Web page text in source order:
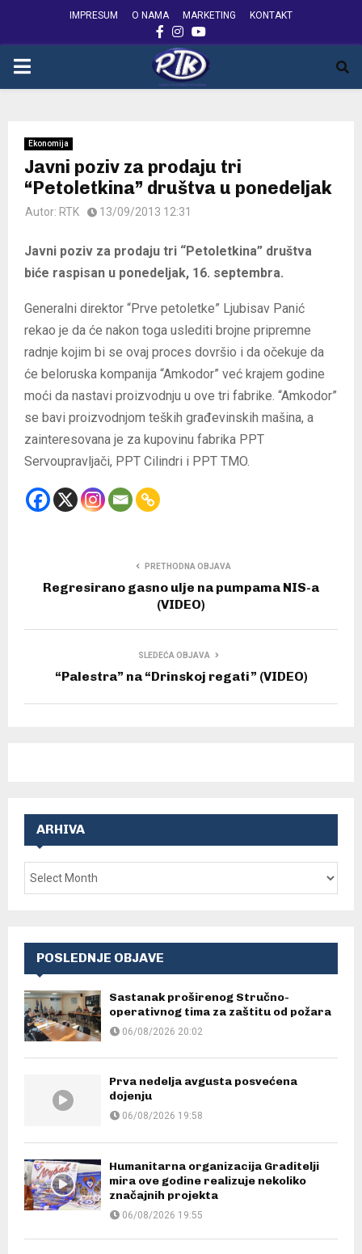
IMPRESUM O NAMA MARKETING KONTAKT
FACEBOOK
INSTAGRAM
YOUTUBE
PRIMARY
Ekonomija
Javni poziv za prodaju tri
“Petoletkina” društva u ponedeljak
Autor: RTK 13/09/2013 12:31
Javni poziv za prodaju tri “Petoletkina” društva
biće raspisan u ponedeljak, 16. septembra.
Generalni direktor “Prve petoletke” Ljubisav Panić
rekao je da će nakon toga uslediti brojne pripremne
radnje kojim bi se ovaj proces dovršio i da očekuje da
će beloruska kompanija “Amkodor” već krajem godine
moći da nastavi proizvodnju u ove tri fabrike. “Amkodor”
se bavi proizvodnjom teških građevinskih mašina, a
zainteresovana je za kupovinu fabrika PPT
Servoupravljači, PPT Cilindri i PPT TMO.
PRETHODNA OBJAVA
Regresirano gasno ulje na pumpama NIS-a
(VIDEO)
SLEDEĆA OBJAVA
“Palestra” na “Drinskoj regati” (VIDEO)
ARHIVA
POSLEDNJE OBJAVE
Sastanak proširenog Stručno-
operativnog tima za zaštitu od požara
06/08/2026 20:02
Prva nedelja avgusta posvećena
dojenju
06/08/2026 19:58
Humanitarna organizacija Graditelji
mira ove godine realizuje nekoliko
značajnih projekta
06/08/2026 19:55